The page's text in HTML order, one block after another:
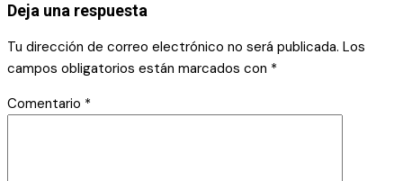
Deja una respuesta
Tu dirección de correo electrónico no será publicada. Los
campos obligatorios están marcados con *
Comentario *